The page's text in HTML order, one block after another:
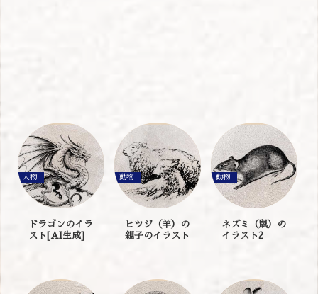
人物
ドラゴンのイラ
スト[AI生成]
動物
ヒツジ（羊）の
親子のイラスト
動物
ネズミ（鼠）の
イラスト2